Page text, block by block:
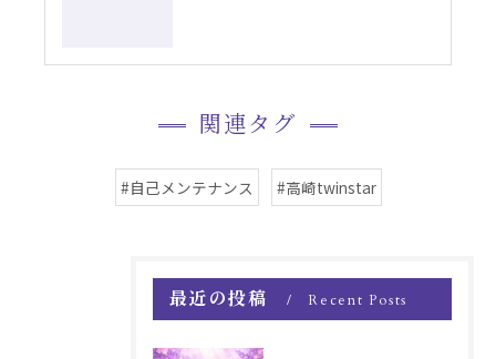
関連タグ
#自己メンテナンス #高崎twinstar
最近の投稿 Recent Posts